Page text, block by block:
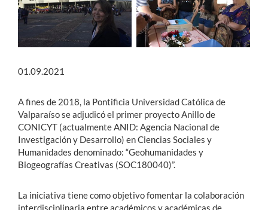
English
01.09.2021
A fines de 2018, la Pontificia Universidad Católica de
Valparaíso se adjudicó el primer proyecto Anillo de
CONICYT (actualmente ANID: Agencia Nacional de
Investigación y Desarrollo) en Ciencias Sociales y
Humanidades denominado: “Geohumanidades y
Biogeografías Creativas (SOC180040)”.
La iniciativa tiene como objetivo fomentar la colaboración
interdisciplinaria entre académicos y académicas de